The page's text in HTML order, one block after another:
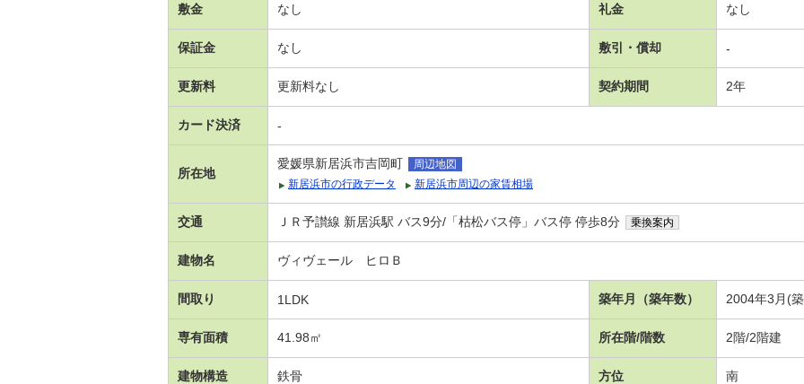
敷金 なし 礼金 なし
保証金 なし 敷引・償却 -
更新料 更新料なし 契約期間 2年
カード決済 -
所在地
愛媛県新居浜市吉岡町
周辺地図
新居浜市の行政データ
新居浜市周辺の家賃相場
交通 ＪＲ予讃線 新居浜駅 バス9分/「枯松バス停」バス停 停歩8分 乗換案内
建物名 ヴィヴェール ヒロＢ
間取り 1LDK 築年月（築年数） 2004年3月(
専有面積 41.98㎡ 所在階/階数 2階/2階建
建物構造 鉄骨 方位 南